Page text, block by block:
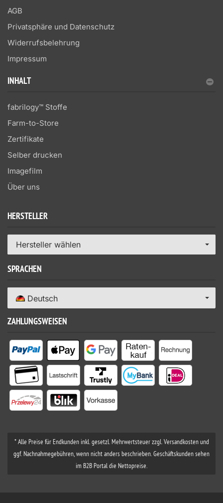
AGB
Privatsphäre und Datenschutz
Widerrufsbelehrung
Impressum
INHALT
fabrilogy™ Stoffe
Farm-to-Store
Zertifikate
Selber drucken
Imagefilm
Über uns
HERSTELLER
Hersteller wählen
SPRACHEN
Deutsch
ZAHLUNGSWEISEN
* Alle Preise für Endkunden inkl. gesetzl. Mehrwertsteuer zzgl. Versandkosten und
ggf. Nachnahmegebühren, wenn nicht anders beschrieben. Geschäftskunden sehen
im B2B Portal die Nettopreise.